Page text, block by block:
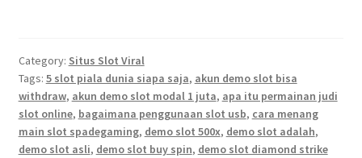
Category: Situs Slot Viral
Tags: 5 slot piala dunia siapa saja, akun demo slot bisa
withdraw, akun demo slot modal 1 juta, apa itu permainan judi
slot online, bagaimana penggunaan slot usb, cara menang
main slot spadegaming, demo slot 500x, demo slot adalah,
demo slot asli, demo slot buy spin, demo slot diamond strike